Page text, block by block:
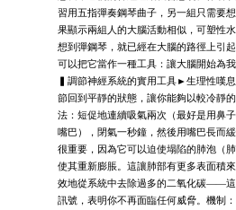
習用五指彈奏鋼琴曲子，另一組只需要
果顯示兩組人的大腦活動相似，可塑性
想到彈鋼琴，就已經在大腦的路徑上引
可以把它當作一種工具：讓大腦開始為
▍調節神經系統的實用工具►生理性嘆
節回到平靜的狀態，讓你能夠以較冷靜
法：短促地連續吸氣兩次（最好是用鼻
嘴巴），閉氣一秒鐘，然後用嘴巴長而
很重要，因為它可以迫使塌陷的肺泡（
使其重新膨脹。這讓肺部有更多表面積
效地從系統中去除過多的二氧化碳——
訊號，表明你不再面臨任何威脅。機制